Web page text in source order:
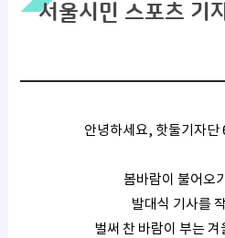
서울시민 스포츠 기
안녕하세요, 핫둘기자단
봄바람이 불어오
발대식 기사를
벌써 찬 바람이 부는